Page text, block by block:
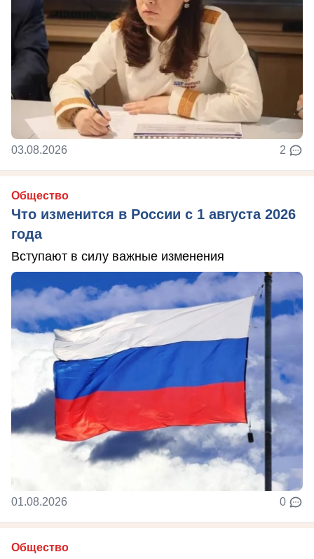
03.08.2026 2
Общество
Что изменится в России с 1 августа 2026
года
Вступают в силу важные изменения
01.08.2026 0
Общество